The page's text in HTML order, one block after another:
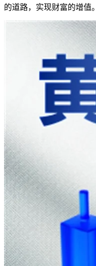
的道路，实现财富的增值。